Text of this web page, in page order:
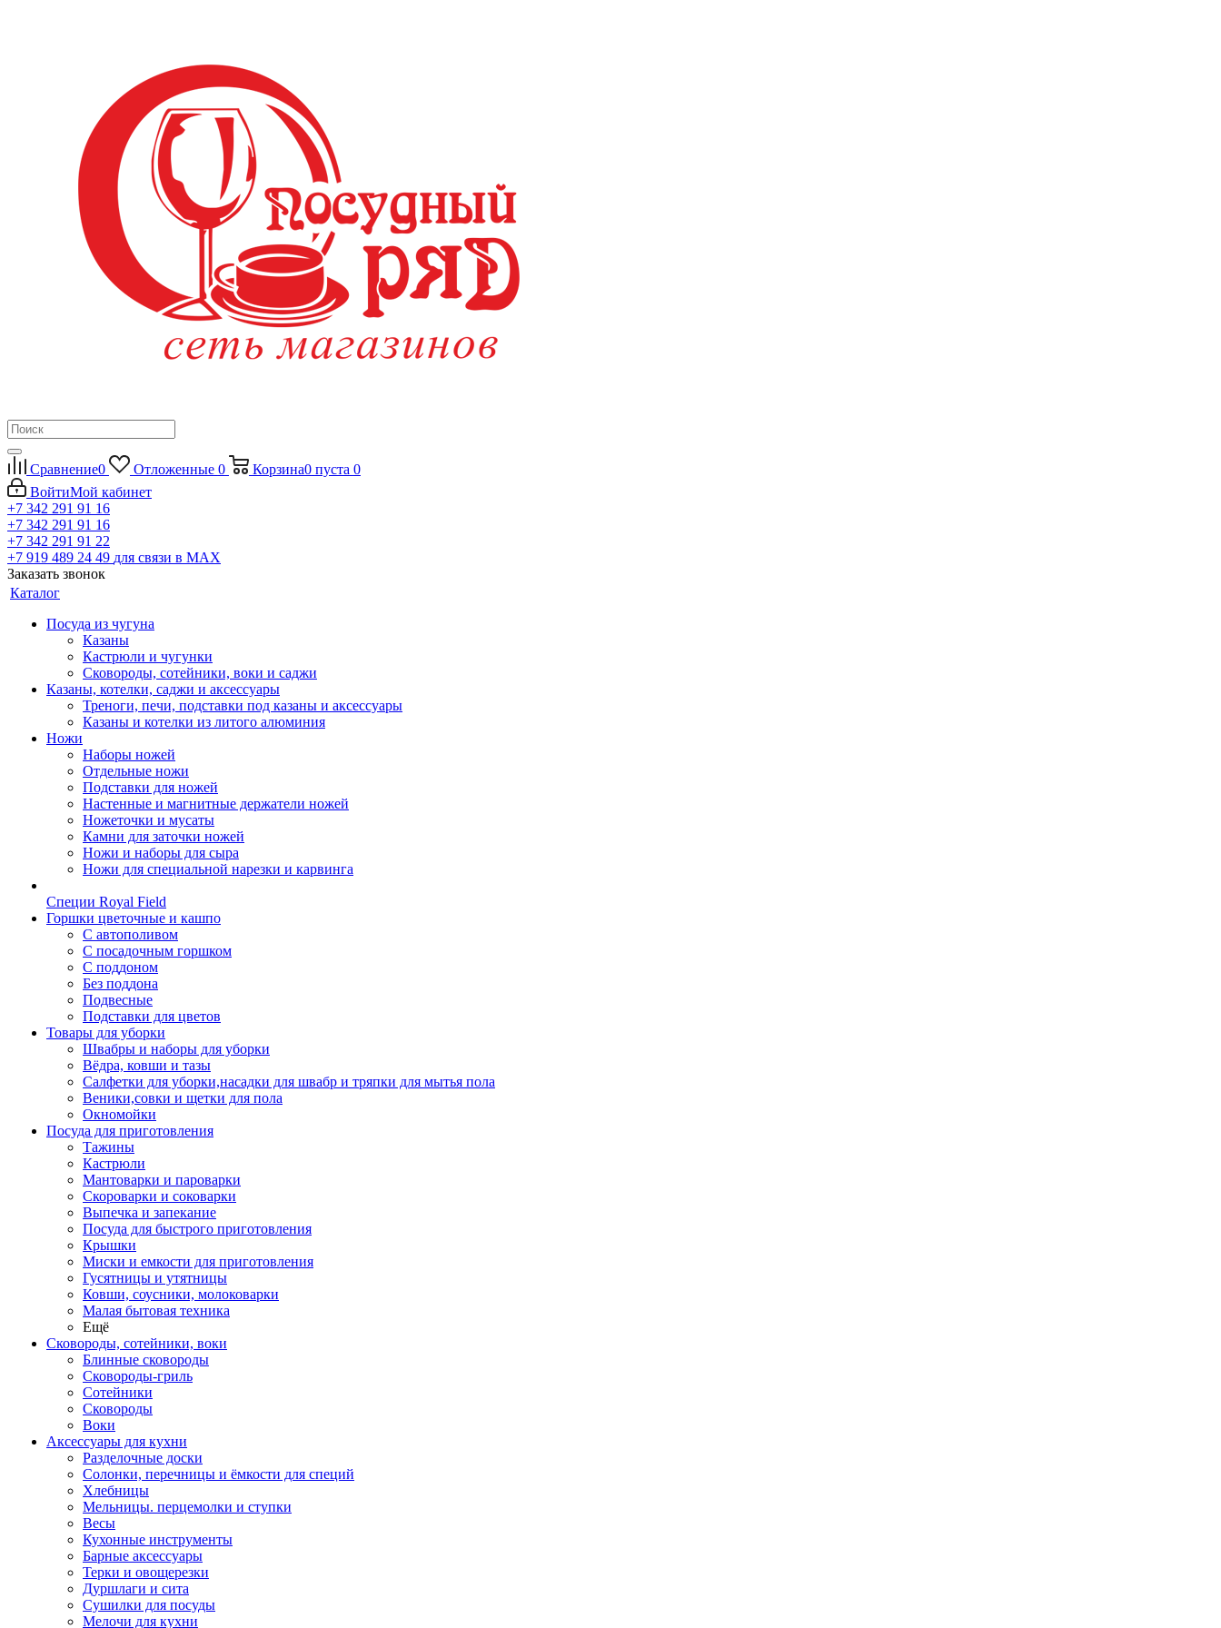
Сравнение0 Отложенные 0 Корзина0 пуста 0
ВойтиМой кабинет
+7 342 291 91 16
+7 342 291 91 16
+7 342 291 91 22
+7 919 489 24 49 для связи в МАХ
Заказать звонок
Каталог
Посуда из чугуна
Казаны
Кастрюли и чугунки
Сковороды, сотейники, воки и саджи
Казаны, котелки, саджи и аксессуары
Треноги, печи, подставки под казаны и аксессуары
Казаны и котелки из литого алюминия
Ножи
Наборы ножей
Отдельные ножи
Подставки для ножей
Настенные и магнитные держатели ножей
Ножеточки и мусаты
Камни для заточки ножей
Ножи и наборы для сыра
Ножи для специальной нарезки и карвинга
Специи Royal Field
Горшки цветочные и кашпо
С автополивом
С посадочным горшком
С поддоном
Без поддона
Подвесные
Подставки для цветов
Товары для уборки
Швабры и наборы для уборки
Вёдра, ковши и тазы
Салфетки для уборки,насадки для швабр и тряпки для мытья пола
Веники,совки и щетки для пола
Окномойки
Посуда для приготовления
Тажины
Кастрюли
Мантоварки и пароварки
Скороварки и соковарки
Выпечка и запекание
Посуда для быстрого приготовления
Крышки
Миски и емкости для приготовления
Гусятницы и утятницы
Ковши, соусники, молоковарки
Малая бытовая техника
Ещё
Сковороды, сотейники, воки
Блинные сковороды
Сковороды-гриль
Сотейники
Сковороды
Воки
Аксессуары для кухни
Разделочные доски
Солонки, перечницы и ёмкости для специй
Хлебницы
Мельницы. перцемолки и ступки
Весы
Кухонные инструменты
Барные аксессуары
Терки и овощерезки
Дуршлаги и сита
Сушилки для посуды
Мелочи для кухни